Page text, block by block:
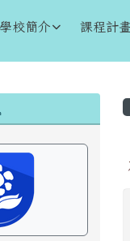
埔國民
學校簡介 課程計
容